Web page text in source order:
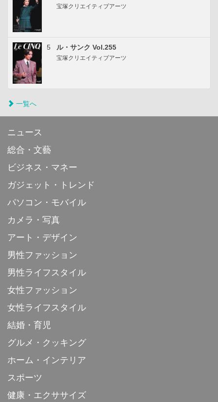
宝塚クリエイティブアーツ
5 ル・サンク Vol.255
宝塚クリエイティブアーツ
一覧へ
ニュース
総合・文藝
ビジネス・マネー
ガジェット・トレンド
パソコン・モバイル
カメラ・写真
アート・デザイン
男性ファッション
男性ライフスタイル
女性ファッション
女性ライフスタイル
結婚・育児
グルメ・クッキング
ホーム・インテリア
スポーツ
健康・エクササイズ